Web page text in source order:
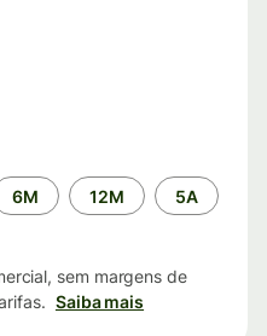
6M 12M 5A
sem margens de
Saiba mais